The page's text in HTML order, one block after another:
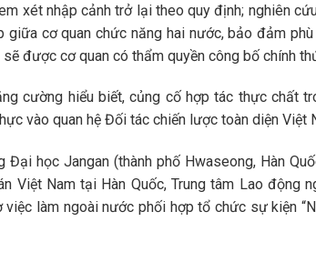
xét nhập cảnh trở lại theo quy định; nghiên
cơ quan chức năng hai nước, bảo đảm
sẽ được cơ quan có thẩm quyền công bố chính
cường hiểu biết, củng cố hợp tác thực chất
vào quan hệ Đối tác chiến lược toàn diện Việt
học Jangan (thành phố Hwaseong, Hàn
Việt Nam tại Hàn Quốc, Trung tâm Lao động
làm ngoài nước phối hợp tổ chức sự kiện